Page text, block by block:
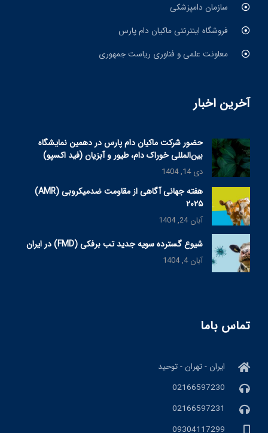
سازمان دامپزشکی
فروشگاه اینترنتی ماکیان دام پارس
معاونت علمی و فناوری ریاست جمهوری
آخرین اخبار
حضور شرکت ماکیان دام پارس در دهمین نمایشگاه
بین‌المللی خوراک دام، طیور و آبزیان (فید اکسپو)
دی 14, 1404
هفته جهانی آگاهی از مقاومت ضدمیکروبی (AMR)
۲۰۲۵
آبان 24, 1404
شیوع گسترده سویه جدید تب برفکی (FMD) در ایران
آبان 4, 1404
تماس باما
ایران - تهران - توحید
02166597230
02166597231
09304117299